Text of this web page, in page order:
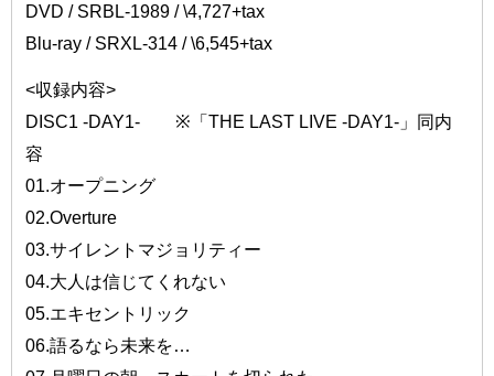
DVD / SRBL-1989 / \4,727+tax
Blu-ray / SRXL-314 / \6,545+tax
<収録内容>
DISC1 -DAY1- ※「THE LAST LIVE -DAY1-」同内
容
01.オープニング
02.Overture
03.サイレントマジョリティー
04.大人は信じてくれない
05.エキセントリック
06.語るなら未来を…